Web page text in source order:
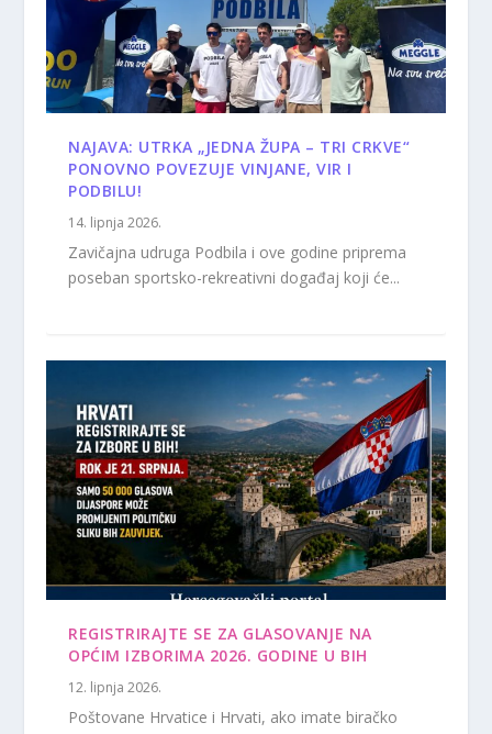
NAJAVA: UTRKA „JEDNA ŽUPA – TRI CRKVE“
PONOVNO POVEZUJE VINJANE, VIR I
PODBILU!
14. lipnja 2026.
Zavičajna udruga Podbila i ove godine priprema
poseban sportsko-rekreativni događaj koji će...
REGISTRIRAJTE SE ZA GLASOVANJE NA
OPĆIM IZBORIMA 2026. GODINE U BIH
12. lipnja 2026.
Poštovane Hrvatice i Hrvati, ako imate biračko